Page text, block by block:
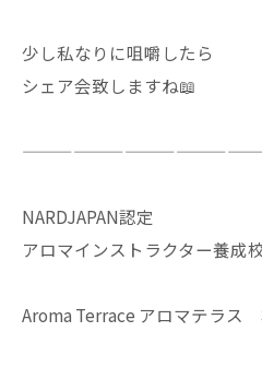
少し私なりに咀嚼したら
シェア会致しますね📖
NARDJAPAN認定
アロマインストラクター養成
Aroma Terrace アロマテラス